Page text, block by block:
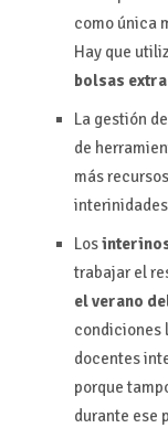
como única
Hay que
bolsas
La gestión
de
más
Los
trabajar el
el verano
condiciones
docentes
porque
durante ese